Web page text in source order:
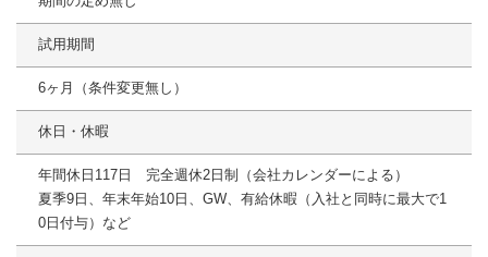
試用期間
6ヶ月（条件変更無し）
休日・休暇
年間休日117日 完全週休2日制（会社カレンダーによる）
夏季9日、年末年始10日、GW、有給休暇（入社と同時に最大で1
0日付与）など